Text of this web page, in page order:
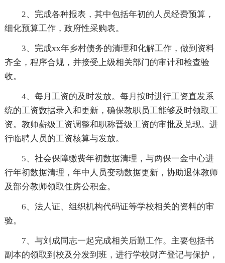
2、完成各种报表，其中包括年初的人员经费预算，
细化预算工作，政府性采购表。
3、完成xx年乡村债务的清理和化解工作，做到资料
齐全，程序合规，并接受上级相关部门的审计和检查验
收。
4、每月工资的及时发放。每月按时进行工资直发系
统的工资数据录入和更新，确保教职员工能够及时领取工
资。教师薪级工资调整和职称晋级工资的审批及兑现。进
行临聘人员的工资核算与发放。
5、社会保障缴费年初数据清理，与两保一金中心进
行年初数据清理，年中人员变动数据更新，协助退休教师
及部分教师领取住房公积金。
6、法人证、组织机构代码证等学校相关的资料的审
验。
7、与刘成同志一起完成相关后勤工作。主要包括书
副本的领取到校及分发到班，进行学校财产登记与保护，